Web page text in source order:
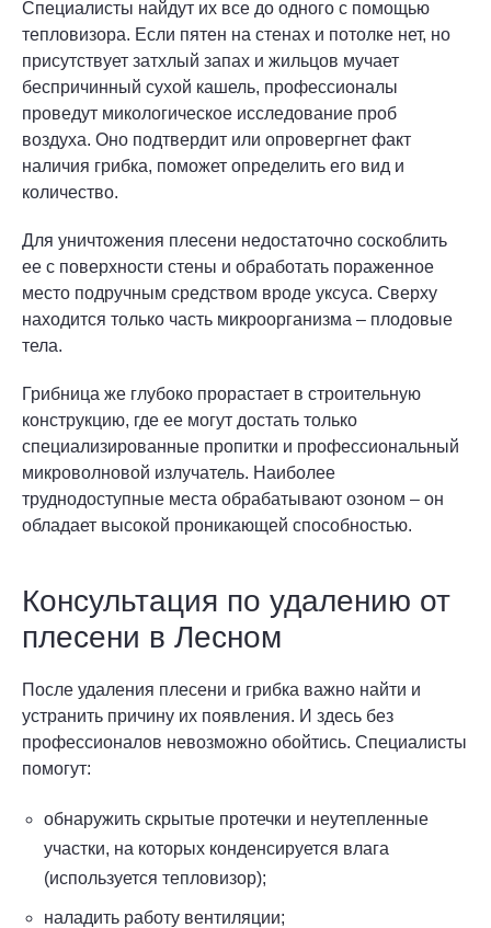
Специалисты найдут их все до одного с помощью
тепловизора. Если пятен на стенах и потолке нет, но
присутствует затхлый запах и жильцов мучает
беспричинный сухой кашель, профессионалы
проведут микологическое исследование проб
воздуха. Оно подтвердит или опровергнет факт
наличия грибка, поможет определить его вид и
количество.
Для уничтожения плесени недостаточно соскоблить
ее с поверхности стены и обработать пораженное
место подручным средством вроде уксуса. Сверху
находится только часть микроорганизма – плодовые
тела.
Грибница же глубоко прорастает в строительную
конструкцию, где ее могут достать только
специализированные пропитки и профессиональный
микроволновой излучатель. Наиболее
труднодоступные места обрабатывают озоном – он
обладает высокой проникающей способностью.
Консультация по удалению от
плесени в Лесном
После удаления плесени и грибка важно найти и
устранить причину их появления. И здесь без
профессионалов невозможно обойтись. Специалисты
помогут:
обнаружить скрытые протечки и неутепленные
участки, на которых конденсируется влага
(используется тепловизор);
наладить работу вентиляции;